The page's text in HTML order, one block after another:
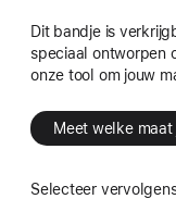
Dit bandje is
speciaal ontworpen
onze tool om jouw
Meet welke
Selecteer